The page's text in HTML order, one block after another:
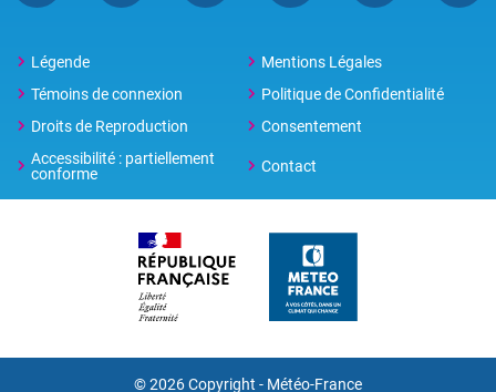
Légende
Mentions Légales
Témoins de connexion
Politique de Confidentialité
Droits de Reproduction
Consentement
Accessibilité : partiellement
conforme
Contact
© 2026 Copyright - Météo-France